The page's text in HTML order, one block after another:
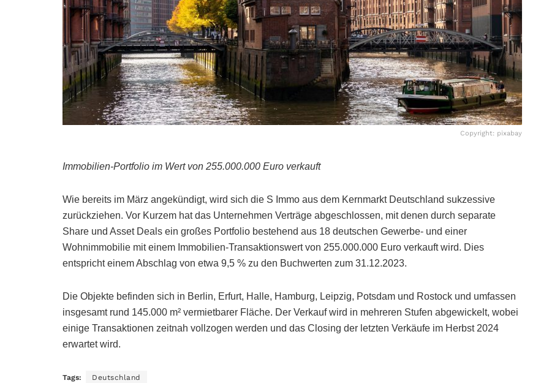
Copyright: pixabay
Immobilien-Portfolio im Wert von 255.000.000 Euro verkauft
Wie bereits im März angekündigt, wird sich die S Immo aus dem Kernmarkt Deutschland sukzessive
zurückziehen. Vor Kurzem hat das Unternehmen Verträge abgeschlossen, mit denen durch separate
Share und Asset Deals ein großes Portfolio bestehend aus 18 deutschen Gewerbe- und einer
Wohnimmobilie mit einem Immobilien-Transaktionswert von 255.000.000 Euro verkauft wird. Dies
entspricht einem Abschlag von etwa 9,5 % zu den Buchwerten zum 31.12.2023.
Die Objekte befinden sich in Berlin, Erfurt, Halle, Hamburg, Leipzig, Potsdam und Rostock und umfassen
insgesamt rund 145.000 m² vermietbarer Fläche. Der Verkauf wird in mehreren Stufen abgewickelt, wobei
einige Transaktionen zeitnah vollzogen werden und das Closing der letzten Verkäufe im Herbst 2024
erwartet wird.
Tags: Deutschland